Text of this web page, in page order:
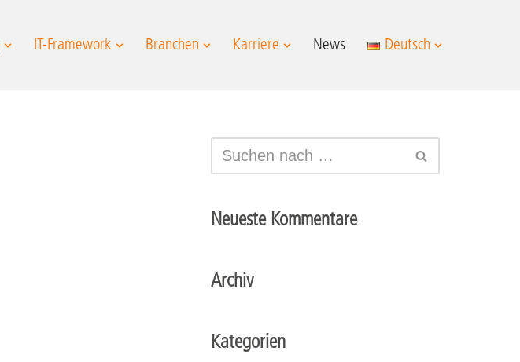
IT-Framework Branchen Karriere News Deutsch
Neueste Kommentare
Archiv
Kategorien